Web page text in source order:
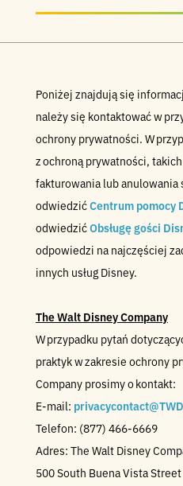
Poniżej znajdują się
należy się kontaktować w
ochrony prywatności. W
z ochroną prywatności,
fakturowania lub
odwiedzićCentrum pomocy
odwiedzićObsługę gości
odpowiedzi na najczęściej
innych usług Disney.
The Walt Disney Company
W przypadku pytań
praktyk w zakresie ochrony
Company prosimy o kontakt:
E-mail:
Telefon: (877) 466-6669
Adres: The Walt Disney
500 South Buena Vista Street